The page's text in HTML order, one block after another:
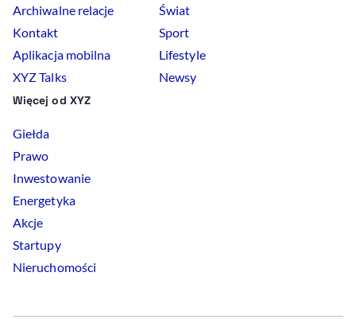
Archiwalne relacje
Kontakt
Aplikacja mobilna
XYZ Talks
Świat
Sport
Lifestyle
Newsy
Więcej od XYZ
Giełda
Prawo
Inwestowanie
Energetyka
Akcje
Startupy
Nieruchomości